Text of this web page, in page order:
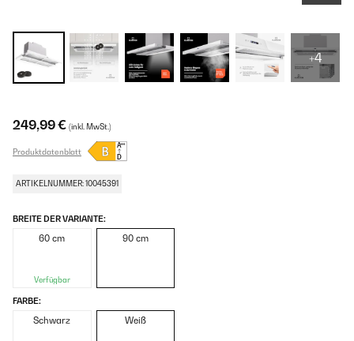
+4
249,99 € (inkl. MwSt.)
Produktdatenblatt
ARTIKELNUMMER: 10045391
BREITE DER VARIANTE:
60 cm
Verfügbar
90 cm
FARBE:
Schwarz Weiß